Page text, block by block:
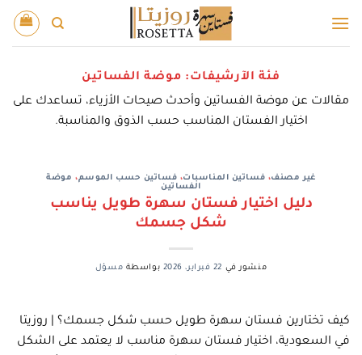
للمحتوى
فئة الآرشيفات: موضة الفساتين
مقالات عن موضة الفساتين وأحدث صيحات الأزياء، تساعدك على
اختيار الفستان المناسب حسب الذوق والمناسبة.
غير مصنف، فساتين المناسبات، فساتين حسب الموسم، موضة
الفساتين
دليل اختيار فستان سهرة طويل يناسب
شكل جسمك
منشور في 22 فبراير، 2026 بواسطة مسؤل
كيف تختارين فستان سهرة طويل حسب شكل جسمك؟ | روزيتا
في السعودية، اختيار فستان سهرة مناسب لا يعتمد على الشكل